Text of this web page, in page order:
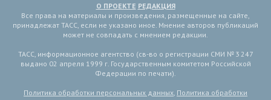
О ПРОЕКТЕ РЕДАКЦИЯ
Все права на материалы и произведения, размещенные на сайте,
принадлежат ТАСС, если не указано иное. Мнение авторов публикаций
может не совпадать с мнением редакции.
ТАСС, информационное агентство (св-во о регистрации СМИ № 3 247
выдано 02 апреля 1999 г. Государственным комитетом Российской
Федерации по печати).
Политика обработки персональных данных Политика обработки